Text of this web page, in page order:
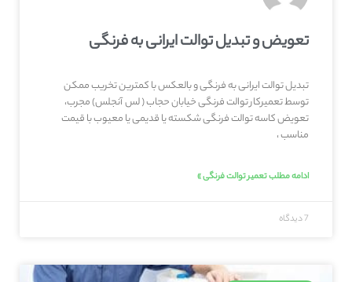
تعویض و تبدیل توالت ایرانی به فرنگی
تبدیل توالت ایرانی به فرنگی و بالعکس با کمترین تخریب ممکن
توسط تعمیرکار توالت فرنگی خیابان حجاب ( لس آنجلس) مجرب،
تعویض کاسه توالت فرنگی شکسته یا قدیمی یا معیوب با قیمت
مناسب ،
ادامه مطلب تعمیر توالت فرنگی »
7 دیدگاه